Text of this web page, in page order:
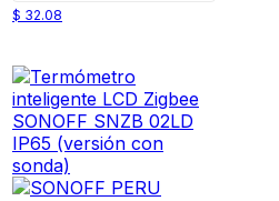
$ 32.08